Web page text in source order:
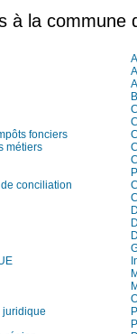
à la commune
fonciers
métiers
conciliation
juridique